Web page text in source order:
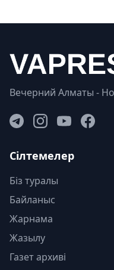
Вечерний Алматы -
Сілтемелер
Біз туралы
Байланыс
Жарнама
Жазылу
Газет архиві